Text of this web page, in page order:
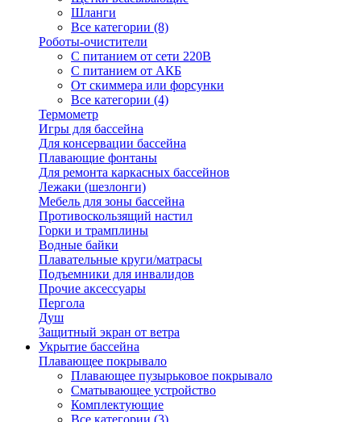
Шланги
Все категории (8)
Роботы-очистители
С питанием от сети 220В
С питанием от АКБ
От скиммера или форсунки
Все категории (4)
Термометр
Игры для бассейна
Для консервации бассейна
Плавающие фонтаны
Для ремонта каркасных бассейнов
Лежаки (шезлонги)
Мебель для зоны бассейна
Противоскользящий настил
Горки и трамплины
Водные байки
Плавательные круги/матрасы
Подъемники для инвалидов
Прочие аксессуары
Пергола
Душ
Защитный экран от ветра
Укрытие бассейна
Плавающее покрывало
Плавающее пузырьковое покрывало
Сматывающее устройство
Комплектующие
Все категории (3)